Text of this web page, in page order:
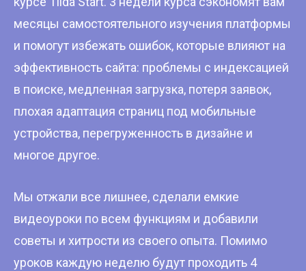
месяцы самостоятельного изучения платформы
и помогут избежать ошибок, которые влияют на
эффективность сайта: проблемы с индексацией
в поиске, медленная загрузка, потеря заявок,
плохая адаптация страниц под мобильные
устройства, перегруженность в дизайне и
многое другое.
Мы отжали все лишнее, сделали емкие
видеоуроки по всем функциям и добавили
советы и хитрости из своего опыта. Помимо
уроков каждую неделю будут проходить 4